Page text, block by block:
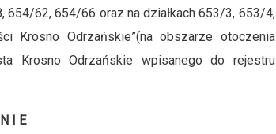
62, 654/66 oraz na działkach 653/3, 653/4,
Krosno Odrzańskie”(na obszarze otoczenia
Krosno Odrzańskie wpisanego do rejestru
I E